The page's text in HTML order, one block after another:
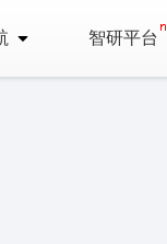
智研平台